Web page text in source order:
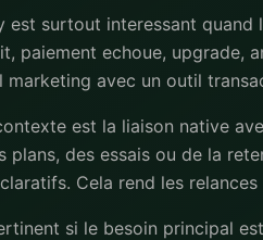
est surtout interessant
paiement echoue, upgrade,
avec un outil
est la liaison native
plans, des essais ou de la
Cela rend les
si le besoin principal